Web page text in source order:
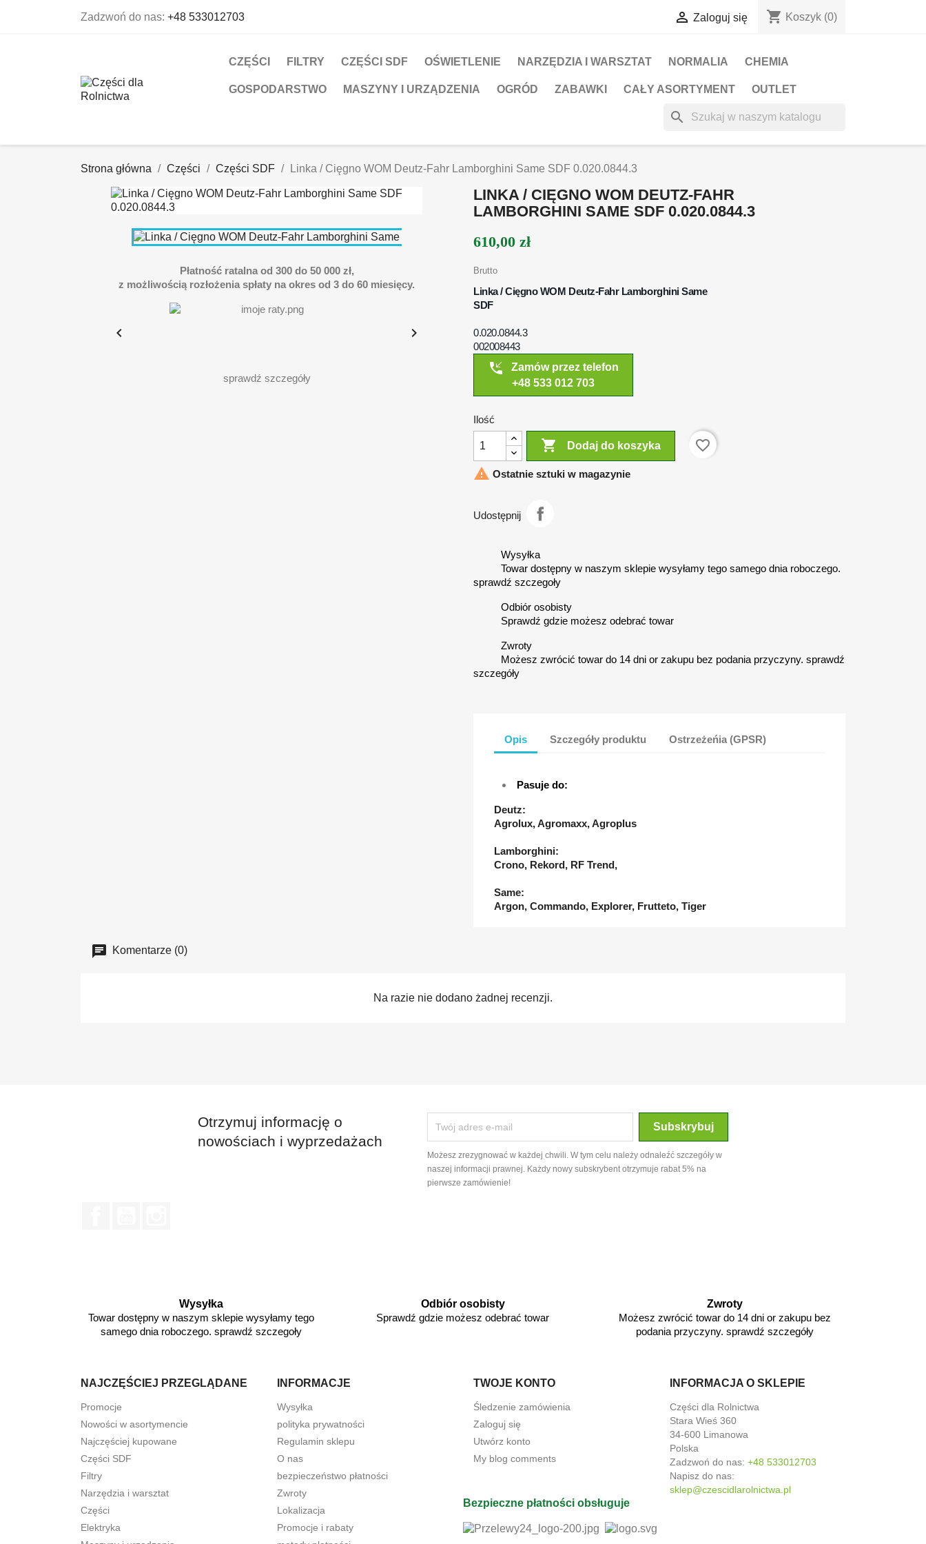
Zadzwoń do nas: +48 533012703  Zaloguj się shopping_cart Koszyk (0)
CZĘŚCI FILTRY CZĘŚCI SDF OŚWIETLENIE NARZĘDZIA I WARSZTAT NORMALIA CHEMIA
GOSPODARSTWO MASZYNY I URZĄDZENIA OGRÓD ZABAWKI CAŁY ASORTYMENT OUTLET
search
Strona główna Części Części SDF Linka / Cięgno WOM Deutz-Fahr Lamborghini Same SDF 0.020.0844.3
Płatność ratalna od 300 do 50 000 zł,
z możliwością rozłożenia spłaty na okres od 3 do 60 miesięcy.
sprawdź szczegóły
 
LINKA / CIĘGNO WOM DEUTZ-FAHR
LAMBORGHINI SAME SDF 0.020.0844.3
610,00 zł
Brutto
Linka / Cięgno WOM Deutz-Fahr Lamborghini Same
SDF
0.020.0844.3
002008443
phone_callback
Zamów przez telefon
+48 533 012 703
Ilość
 Dodaj do koszyka
favorite_border
 Ostatnie sztuki w magazynie
Udostępnij
Wysyłka
Towar dostępny w naszym sklepie wysyłamy tego samego dnia roboczego.
sprawdź szczegoły
Odbiór osobisty
Sprawdź gdzie możesz odebrać towar
Zwroty
Możesz zwrócić towar do 14 dni or zakupu bez podania przyczyny. sprawdź
szczegóły
Opis Szczegóły produktu Ostrzeżeńia (GPSR)
Pasuje do:
Deutz:
Agrolux, Agromaxx, Agroplus
Lamborghini:
Crono, Rekord, RF Trend,
Same:
Argon, Commando, Explorer, Frutteto, Tiger
Komentarze (0)
Na razie nie dodano żadnej recenzji.
Otrzymuj informację o
nowościach i wyprzedażach
Możesz zrezygnować w każdej chwili. W tym celu należy odnaleźć szczegóły w
naszej informacji prawnej. Każdy nowy subskrybent otrzymuje rabat 5% na
pierwsze zamówienie!
Wysyłka
Towar dostępny w naszym sklepie wysyłamy tego
samego dnia roboczego. sprawdź szczegoły
Odbiór osobisty
Sprawdź gdzie możesz odebrać towar
Zwroty
Możesz zwrócić towar do 14 dni or zakupu bez
podania przyczyny. sprawdź szczegóły
NAJCZĘŚCIEJ PRZEGLĄDANE
Promocje
Nowości w asortymencie
Najczęściej kupowane
Części SDF
Filtry
Narzędzia i warsztat
Części
Elektryka
INFORMACJE
Wysyłka
polityka prywatności
Regulamin sklepu
O nas
bezpieczeństwo płatności
Zwroty
Lokalizacja
Promocje i rabaty
TWOJE KONTO
Śledzenie zamówienia
Zaloguj się
Utwórz konto
My blog comments
INFORMACJA O SKLEPIE
Części dla Rolnictwa
Stara Wieś 360
34-600 Limanowa
Polska
Zadzwoń do nas: +48 533012703
Napisz do nas:
sklep@czescidlarolnictwa.pl
Bezpieczne płatności obsługuje